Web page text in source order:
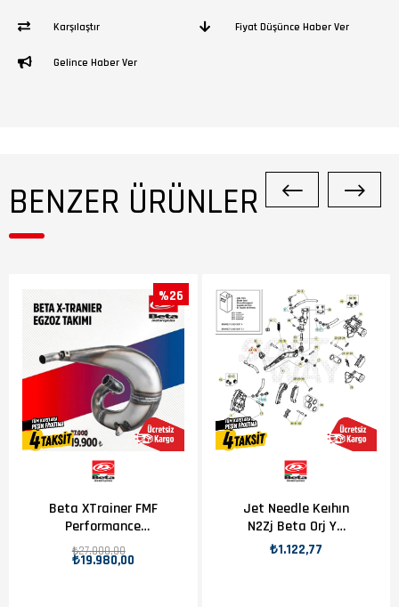
Karşılaştır Fiyat Düşünce Haber Ver
Gelince Haber Ver
BENZER ÜRÜNLER
Beta XTrainer FMF
Performance
Egzoz
₺19.980,00
₺27.000,00
%26
Jet Needle Keıhın
N2Zj Beta Orj Yp
B11-2
₺1.122,77